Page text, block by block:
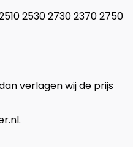
2530 2730 2370 2750
verlagen wij de prijs
.